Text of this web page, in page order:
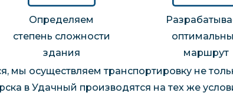
Определяем
степень сложности
здания
маршрут
мы осуществляем транспортировку не
в Удачный производятся на тех же